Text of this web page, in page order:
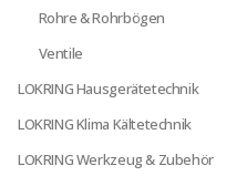
Rohre & Rohrbögen
Ventile
LOKRING Hausgerätetechnik
LOKRING Klima Kältetechnik
LOKRING Werkzeug & Zubehör